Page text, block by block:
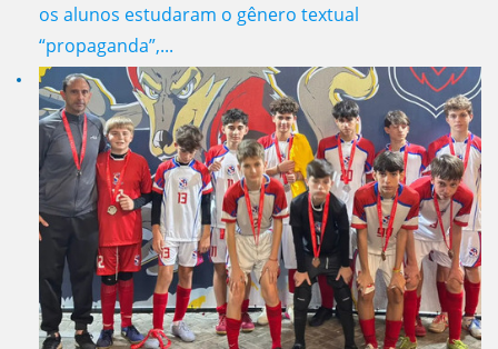
os alunos estudaram o gênero textual
“propaganda”,...